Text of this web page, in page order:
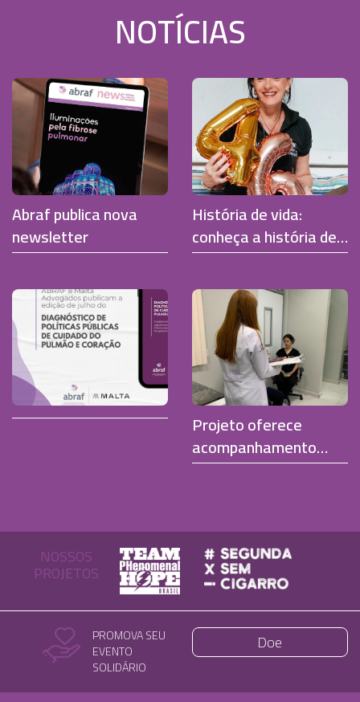
NOTÍCIAS
Abraf publica nova
newsletter
História de vida:
conheça a história de
Karina Thurler, que
vive com
cardiomiopatia
hipertrófica desde a
adolescência.
Projeto oferece
acompanhamento
multiprofissional a
no RN
NOSSOS
PROJETOS
PROMOVA SEU
EVENTO
SOLIDÁRIO
Doe